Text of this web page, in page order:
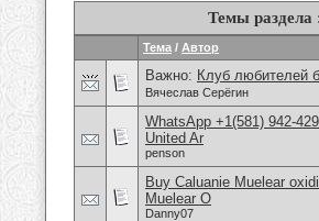
Темы раздела
Тема / Автор
Важно: Клуб любителей
Вячеслав Серёгин
WhatsApp +1(581) 942-
United Ar
penson
Buy Caluanie Muelear
Muelear O
Danny07